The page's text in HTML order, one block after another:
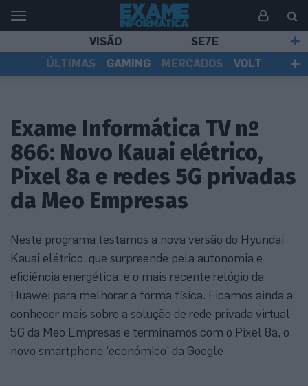
VISÃO
SE7E
ÚLTIMAS
GAMING MERCADOS
VOLT
Exame Informática TV nº
866: Novo Kauai elétrico,
Pixel 8a e redes 5G privadas
da Meo Empresas
Neste programa testamos a nova versão do Hyundai
Kauai elétrico, que surpreende pela autonomia e
eficiência energética, e o mais recente relógio da
Huawei para melhorar a forma física. Ficamos ainda a
conhecer mais sobre a solução de rede privada virtual
5G da Meo Empresas e terminamos com o Pixel 8a, o
novo smartphone ‘económico’ da Google